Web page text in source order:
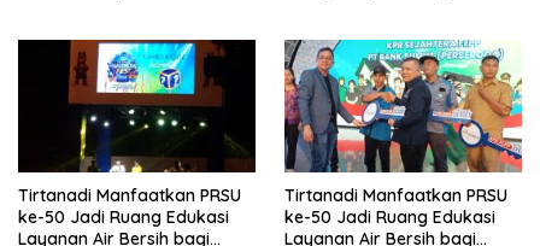
Tirtanadi Manfaatkan PRSU
ke-50 Jadi Ruang Edukasi
Layanan Air Bersih bagi
Tirtanadi Manfaatkan PRSU
ke-50 Jadi Ruang Edukasi
Layanan Air Bersih bagi